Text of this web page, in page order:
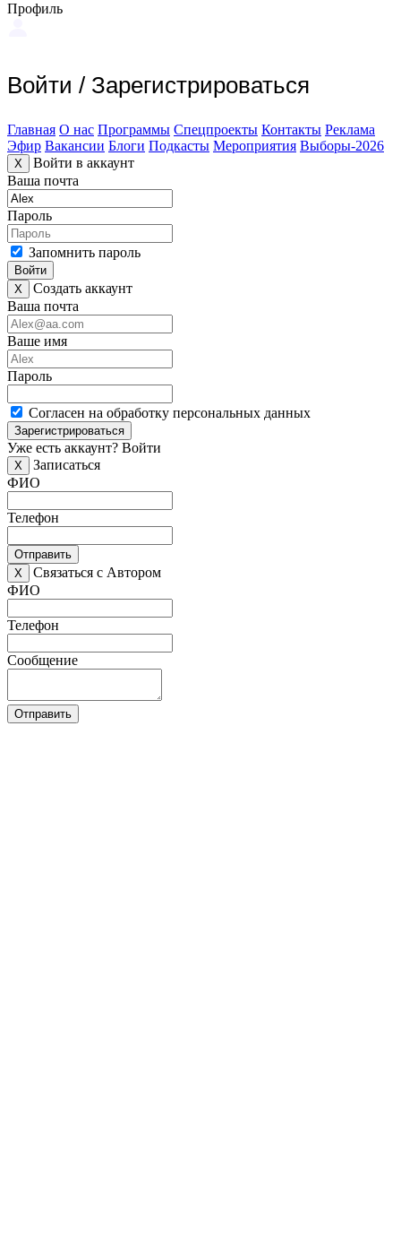
Профиль
Войти / Зарегистрироваться
Главная О нас Программы Спецпроекты Контакты Реклама
Эфир Вакансии Блоги Подкасты Мероприятия Выборы-2026
X
Войти в аккаунт
Ваша почта
Пароль
Запомнить пароль
Войти
X
Создать аккаунт
Ваша почта
Ваше имя
Пароль
Согласен на обработку персональных данных
Зарегистрироваться
Уже есть аккаунт? Войти
X
Записаться
ФИО
Телефон
Отправить
X
Связаться с Автором
ФИО
Телефон
Сообщение
Отправить